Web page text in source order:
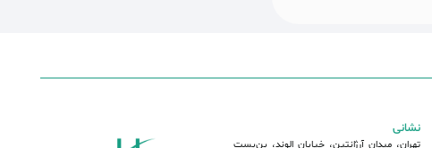
نشانی
تهران، میدان آرژانتین، خیابان الوند، بن‌بست